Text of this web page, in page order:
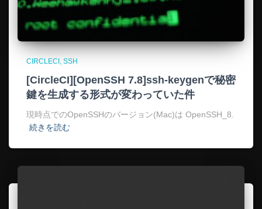
CIRCLECI SSH
[CircleCI][OpenSSH 7.8]ssh-keygenで秘密
鍵を生成する形式が変わっていた件
現時点でのOpenSSHのバージョン(Mac)は OpenSSH_8.
続きを読む